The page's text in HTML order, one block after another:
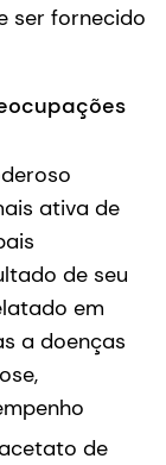
ser fornecido
ativa de
de seu
em
a doenças
de